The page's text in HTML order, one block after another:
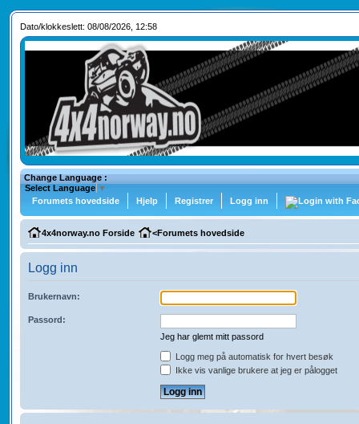
Dato/klokkeslett: 08/08/2026, 12:58
Change Language :
Select Language ▼
Forumets hovedside
Hjelp Registrer Logg inn
4x4norway.no Forside <Forumets hovedside
Logg inn
Brukernavn:
Passord:
Jeg har glemt mitt passord
Logg meg på automatisk for hvert besøk
Ikke vis vanlige brukere at jeg er pålogget